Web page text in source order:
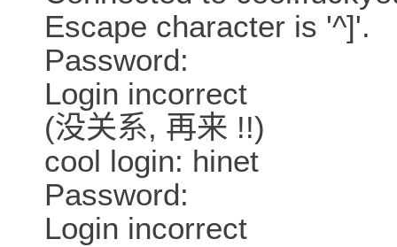
Escape character is '^]'.
Password:
Login incorrect
(没关系, 再来 !!)
cool login: hinet
Password:
Login incorrect